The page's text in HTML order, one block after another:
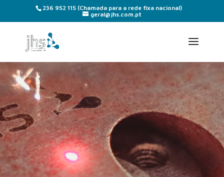
236 952 115 (Chamada para a rede fixa nacional)
geral@jhs.com.pt